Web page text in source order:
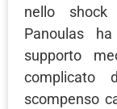
nello shock
Panoulas
supporto
complicato
scompenso